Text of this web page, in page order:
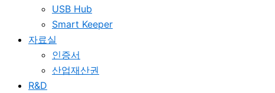
USB Hub
Smart Keeper
자료실
인증서
산업재산권
R&D